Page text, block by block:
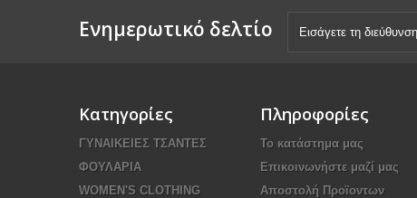
Ενημερωτικό δελτίο
Κατηγορίες
ΓΥΝΑΙΚΕΙΕΣ ΤΣΑΝΤΕΣ
ΦΟΥΛΑΡΙΑ
WOMEN'S CLOTHING
Πληροφορίες
Το κατάστημα μας
Επικοινωνήστε μαζί μας
Αποστολή Προϊοντων